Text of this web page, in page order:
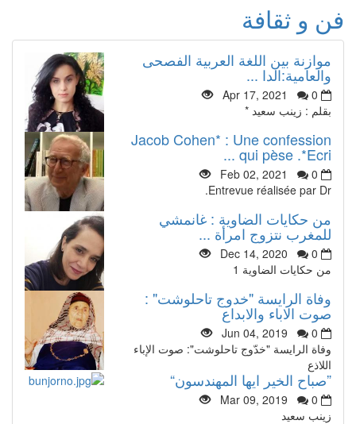
فن و ثقافة
موازنة بين اللغة العربية الفصحى
والعامية:الدا ...
Apr 17, 2021
0
بقلم : زينب سعيد *
Jacob Cohen* : Une confession
qui pèse .*Ecri ...
Feb 02, 2021
0
Entrevue réalisée par Dr.
من حكايات الضاوية : غانمشي
للمغرب نتزوج امرأة ...
Dec 14, 2020
0
من حكايات الضاوية 1
وفاة الرايسة "خدوج تاحلوشت" :
صوت الاباء والابداع
Jun 04, 2019
0
وفاة الرايسة "خدّوج تاحلوشت": صوت الإباء
اللاذع
”صباح الخير ايها المهندسون“
Mar 09, 2019
0
زينب سعيد